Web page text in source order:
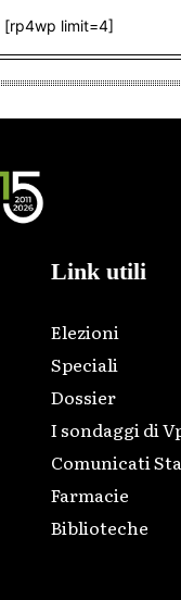
[rp4wp limit=4]
Link utili
Elezioni
Speciali
Dossier
I sondaggi di
Comunicati
Farmacie
Biblioteche